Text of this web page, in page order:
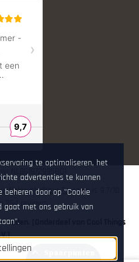
NL861972995B01
WebwinkelKeur Reviewsis 9.7/10
264 reviews.
[Onderdeel van Cool Things
te optimaliseren, het
advertenties te kunnen
door op "Cookie
gaat met ons gebruik van